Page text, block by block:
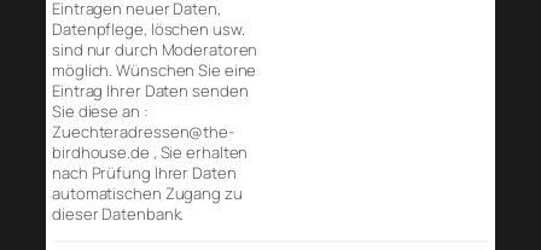
Eintragen neuer Daten,
Datenpflege, löschen usw.
sind nur durch Moderatoren
möglich. Wünschen Sie eine
Eintrag Ihrer Daten senden
Sie diese an :
Zuechteradressen@the-
birdhouse.de , Sie erhalten
nach Prüfung Ihrer Daten
automatischen Zugang zu
dieser Datenbank.